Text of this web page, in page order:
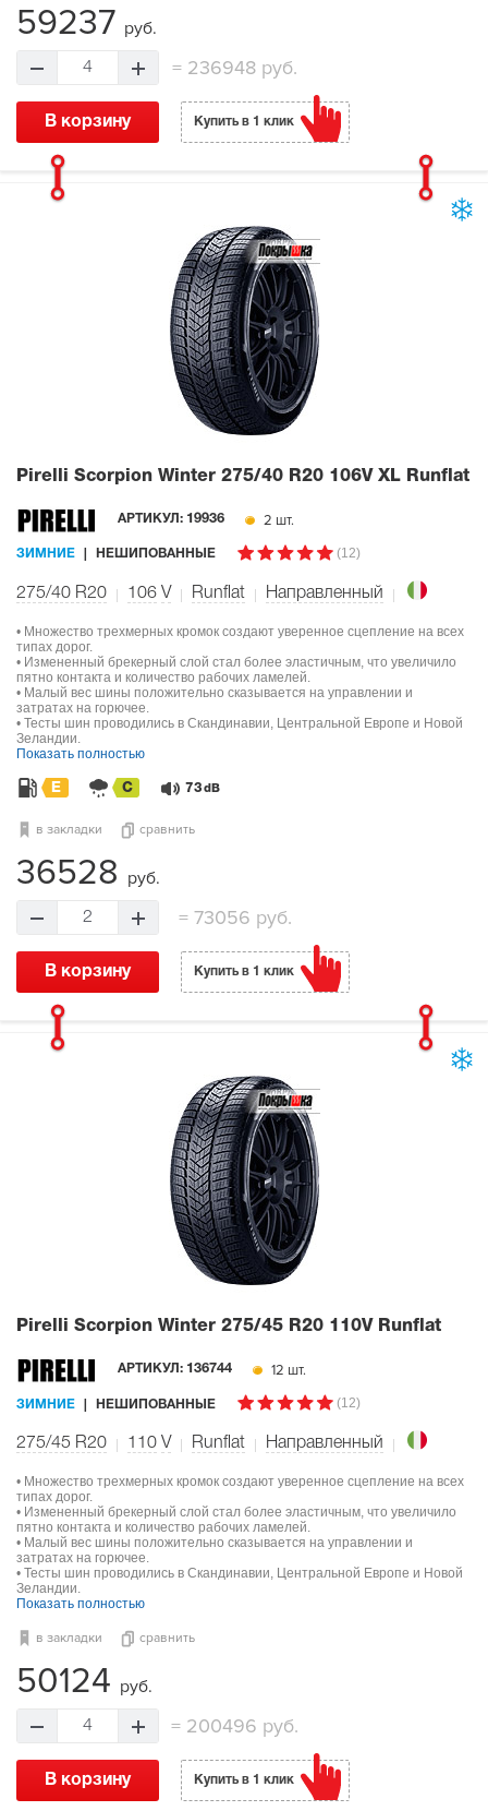
59237 руб.
4 = 236948 руб.
В корзину Купить в 1 клик
Pirelli Scorpion Winter 275/40 R20 106V XL Runflat
АРТИКУЛ: 19936 2 шт.
ЗИМНИЕ НЕШИПОВАННЫЕ (12)
275/40 R20 106 V Runflat Направленный
• Множество трехмерных кромок создают уверенное сцепление на всех
типах дорог.
• Измененный брекерный слой стал более эластичным, что увеличило
пятно контакта и количество рабочих ламелей.
• Малый вес шины положительно сказывается на управлении и
затратах на горючее.
• Тесты шин проводились в Скандинавии, Центральной Европе и Новой
Зеландии.
Показать полностью
E C 73 dB
в закладки сравнить
36528 руб.
2 =73056 руб.
В корзину Купить в 1 клик
Pirelli Scorpion Winter 275/45 R20 110V Runflat
АРТИКУЛ: 136744 12 шт.
ЗИМНИЕ НЕШИПОВАННЫЕ (12)
275/45 R20 110 V Runflat Направленный
• Множество трехмерных кромок создают уверенное сцепление на всех
типах дорог.
• Измененный брекерный слой стал более эластичным, что увеличило
пятно контакта и количество рабочих ламелей.
• Малый вес шины положительно сказывается на управлении и
затратах на горючее.
• Тесты шин проводились в Скандинавии, Центральной Европе и Новой
Зеландии.
Показать полностью
в закладки сравнить
50124 руб.
4 = 200496 руб.
В корзину Купить в 1 клик